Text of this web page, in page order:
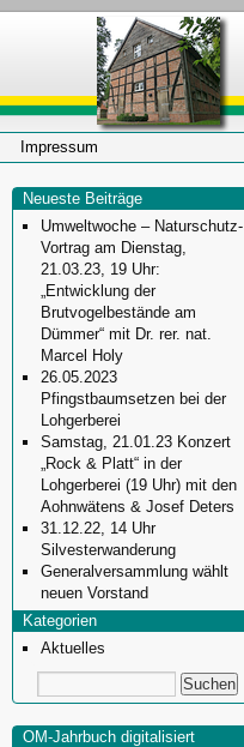
Impressum
Neueste Beiträge
Umweltwoche – Naturschutz-
Vortrag am Dienstag,
21.03.23, 19 Uhr:
„Entwicklung der
Brutvogelbestände am
Dümmer“ mit Dr. rer. nat.
Marcel Holy
26.05.2023
Pfingstbaumsetzen bei der
Lohgerberei
Samstag, 21.01.23 Konzert
„Rock & Platt“ in der
Lohgerberei (19 Uhr) mit den
Aohnwätens & Josef Deters
31.12.22, 14 Uhr
Silvesterwanderung
Generalversammlung wählt
neuen Vorstand
Kategorien
Aktuelles
OM-Jahrbuch digitalisiert